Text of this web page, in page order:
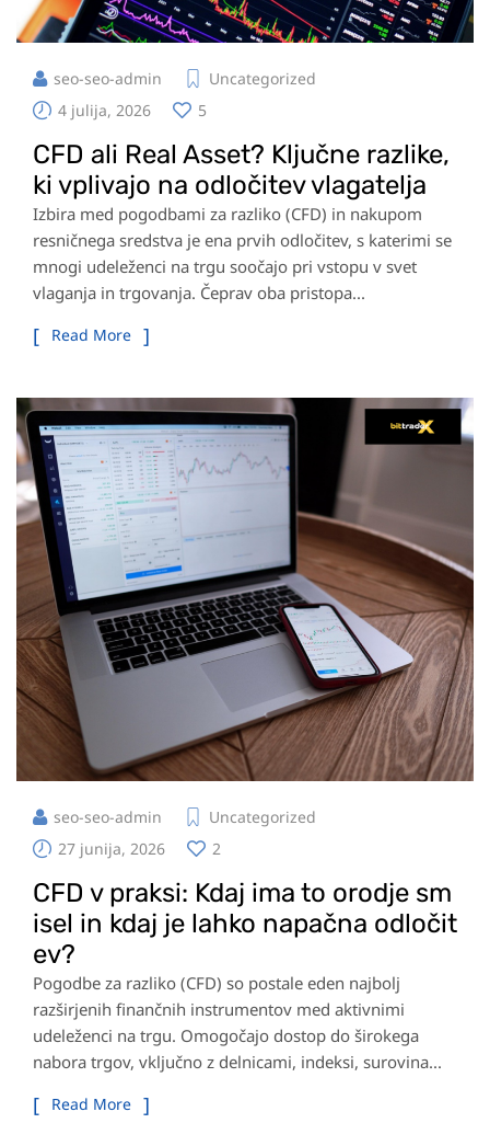
seo-seo-admin
Uncategorized
4 julija, 2026
5
CFD ali Real Asset? Ključne razlike,
ki vplivajo na odločitev vlagatelja
Izbira med pogodbami za razliko (CFD) in nakupom
resničnega sredstva je ena prvih odločitev, s katerimi se
mnogi udeleženci na trgu soočajo pri vstopu v svet
vlaganja in trgovanja. Čeprav oba pristopa...
Read More
seo-seo-admin
Uncategorized
27 junija, 2026
2
CFD v praksi: Kdaj ima to orodje sm
isel in kdaj je lahko napačna odločit
ev?
Pogodbe za razliko (CFD) so postale eden najbolj
razširjenih finančnih instrumentov med aktivnimi
udeleženci na trgu. Omogočajo dostop do širokega
nabora trgov, vključno z delnicami, indeksi, surovina...
Read More